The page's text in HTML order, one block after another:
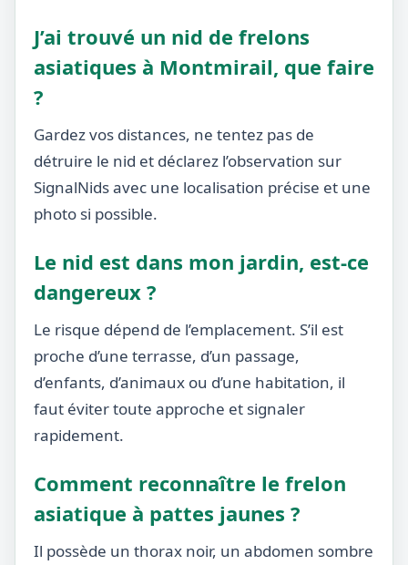
J’ai trouvé un nid de frelons
asiatiques à Montmirail, que faire
?
Gardez vos distances, ne tentez pas de
détruire le nid et déclarez l’observation sur
SignalNids avec une localisation précise et une
photo si possible.
Le nid est dans mon jardin, est-ce
dangereux ?
Le risque dépend de l’emplacement. S’il est
proche d’une terrasse, d’un passage,
d’enfants, d’animaux ou d’une habitation, il
faut éviter toute approche et signaler
rapidement.
Comment reconnaître le frelon
asiatique à pattes jaunes ?
Il possède un thorax noir, un abdomen sombre